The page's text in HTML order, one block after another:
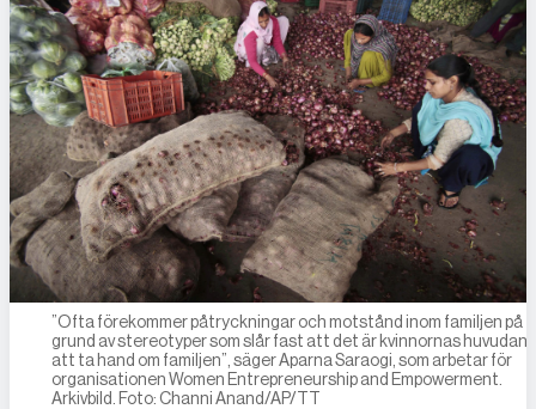
”Ofta förekommer påtryckningar och motstånd inom familjen på
grund av stereotyper som slår fast att det är kvinnornas
att ta hand om familjen”, säger Aparna Saraogi, som arbetar för
organisationen Women Entrepreneurship and Empowerment.
Arkivbild. Foto: Channi Anand/AP/TT